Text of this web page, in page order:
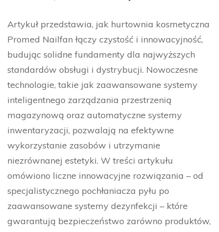
Artykuł przedstawia, jak hurtownia kosmetyczna
Promed Nailfan łączy czystość i innowacyjność,
budując solidne fundamenty dla najwyższych
standardów obsługi i dystrybucji. Nowoczesne
technologie, takie jak zaawansowane systemy
inteligentnego zarządzania przestrzenią
magazynową oraz automatyczne systemy
inwentaryzacji, pozwalają na efektywne
wykorzystanie zasobów i utrzymanie
niezrównanej estetyki. W treści artykułu
omówiono liczne innowacyjne rozwiązania – od
specjalistycznego pochłaniacza pyłu po
zaawansowane systemy dezynfekcji – które
gwarantują bezpieczeństwo zarówno produktów,